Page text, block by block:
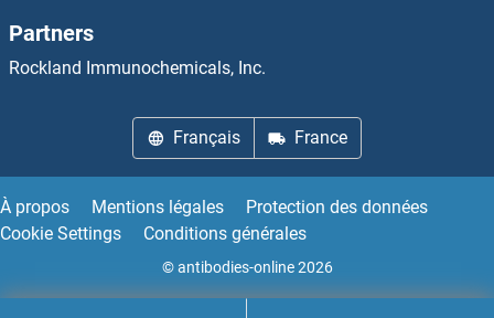
Partners
Rockland Immunochemicals, Inc.
Français France
À propos Mentions légales
Protection des données
Cookie Settings
Conditions générales
© antibodies-online 2026